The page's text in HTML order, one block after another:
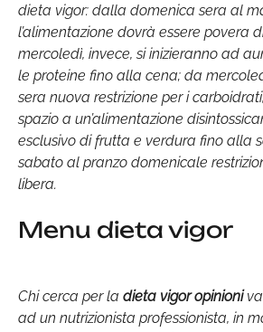
dieta vigor: dalla domenica sera al
l’alimentazione dovrà essere povera
mercoledì, invece, si inizieranno ad
le proteine fino alla cena; da
sera nuova restrizione per i
spazio a un’alimentazione
esclusivo di frutta e verdura fino alla
sabato al pranzo domenicale
libera.
Menu dieta vigor
Chi cerca per la dieta vigor opinioni
ad un nutrizionista professionista, in